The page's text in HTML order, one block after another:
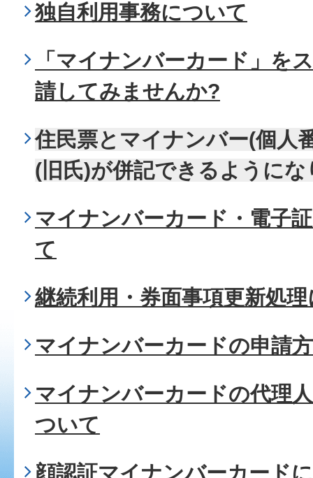
独自利用事務について
「マイナンバーカード」を
請してみませんか?
住民票とマイナンバー(個人
(旧氏)が併記できるようにな
マイナンバーカード・電子
て
継続利用・券面事項更新処
マイナンバーカードの申請
マイナンバーカードの代理
ついて
顔認証マイナンバーカード